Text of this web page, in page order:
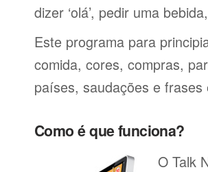
dizer ‘olá’, pedir uma
Este programa para
comida, cores, compras,
países, saudações e frases
Como é que funciona?
O Talk